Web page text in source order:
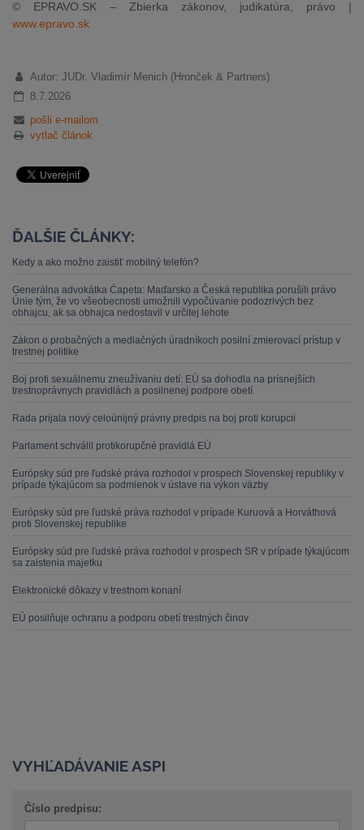
© EPRAVO.SK – Zbierka zákonov, judikatúra, právo |
www.epravo.sk
Autor: JUDr. Vladimír Menich (Hronček & Partners)
8.7.2026
pošli e-mailom
vytlač článok
ĎALŠIE ČLÁNKY:
Kedy a ako možno zaistiť mobilný telefón?
Generálna advokátka Ćapeta: Maďarsko a Česká republika porušili právo
Únie tým, že vo všeobecnosti umožnili vypočúvanie podozrivých bez
obhajcu, ak sa obhajca nedostavil v určitej lehote
Zákon o probačných a mediačných úradníkoch posilní zmierovací prístup v
trestnej politike
Boj proti sexuálnemu zneužívaniu detí: EÚ sa dohodla na prísnejších
trestnoprávnych pravidlách a posilnenej podpore obetí
Rada prijala nový celoúnijný právny predpis na boj proti korupcii
Parlament schválil protikorupčné pravidlá EÚ
Európsky súd pre ľudské práva rozhodol v prospech Slovenskej republiky v
prípade týkajúcom sa podmienok v ústave na výkon väzby
Európsky súd pre ľudské práva rozhodol v prípade Kuruová a Horváthová
proti Slovenskej republike
Európsky súd pre ľudské práva rozhodol v prospech SR v prípade týkajúcom
sa zaistenia majetku
Elektronické dôkazy v trestnom konaní
EÚ posilňuje ochranu a podporu obetí trestných činov
VYHĽADÁVANIE ASPI
Číslo predpisu: